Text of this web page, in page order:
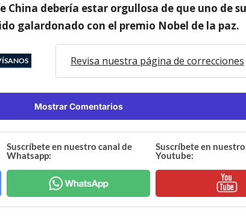
China debería estar orgullosa de que uno de
galardonado con el premio Nobel de la paz.
Revisa nuestra página de correcciones
Mostrar Comentarios
Suscríbete en nuestro canal de
Whatsapp:
Suscríbete en
Youtube: